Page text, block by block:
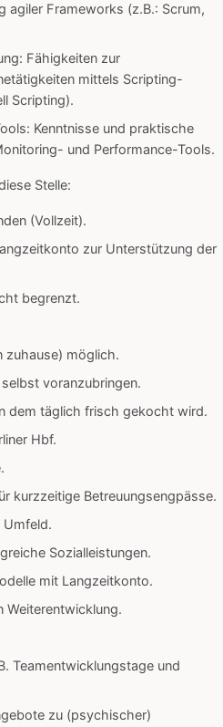
agiler Frameworks (z.B.: Scrum,
Fähigkeiten zur
mittels Scripting-
Scripting).
Kenntnisse und praktische
und Performance-Tools.
Stelle:
(Vollzeit).
zur Unterstützung der
begrenzt.
zuhause) möglich.
voranzubringen.
dem täglich frisch gekocht wird.
Hbf.
kurzzeitige Betreuungsengpässe.
Sozialleistungen.
mit Langzeitkonto.
Weiterentwicklung.
Teamentwicklungstage und
zu (psychischer)